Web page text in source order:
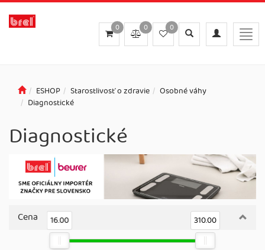
Toggle
navigation
Toggle
search
0
0
0
ESHOP Starostlivosť o zdravie
Osobné váhy
Diagnostické
Diagnostické
Cena 16.00 310.00